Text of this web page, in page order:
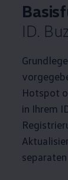
ID.
Hotspot
in Ihrem